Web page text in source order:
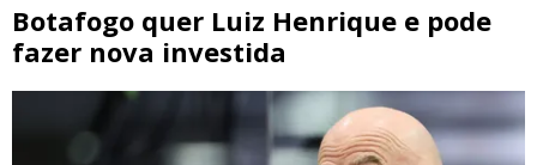
Botafogo quer Luiz Henrique e pode
fazer nova investida